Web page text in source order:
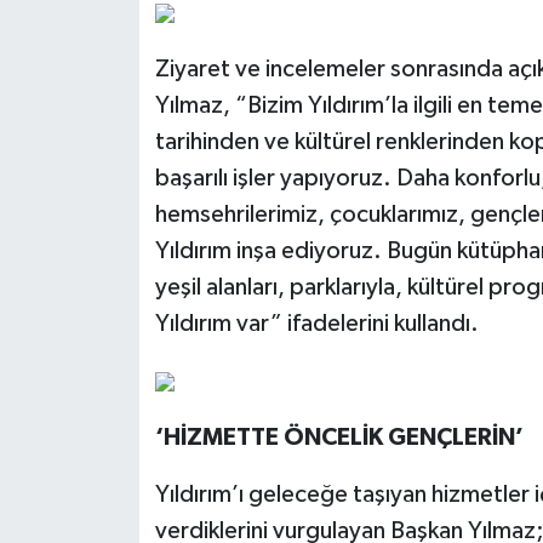
Ziyaret ve incelemeler sonrasında
Yılmaz, “Bizim Yıldırım’la ilgili en
tarihinden ve kültürel renklerinden
başarılı işler yapıyoruz. Daha
hemsehrilerimiz, çocuklarımız,
Yıldırım inşa ediyoruz. Bugün
yeşil alanları, parklarıyla, kültürel
Yıldırım var” ifadelerini kullandı.
‘HİZMETTE ÖNCELİK GENÇLERİN’
Yıldırım’ı geleceğe taşıyan
verdiklerini vurgulayan Başkan